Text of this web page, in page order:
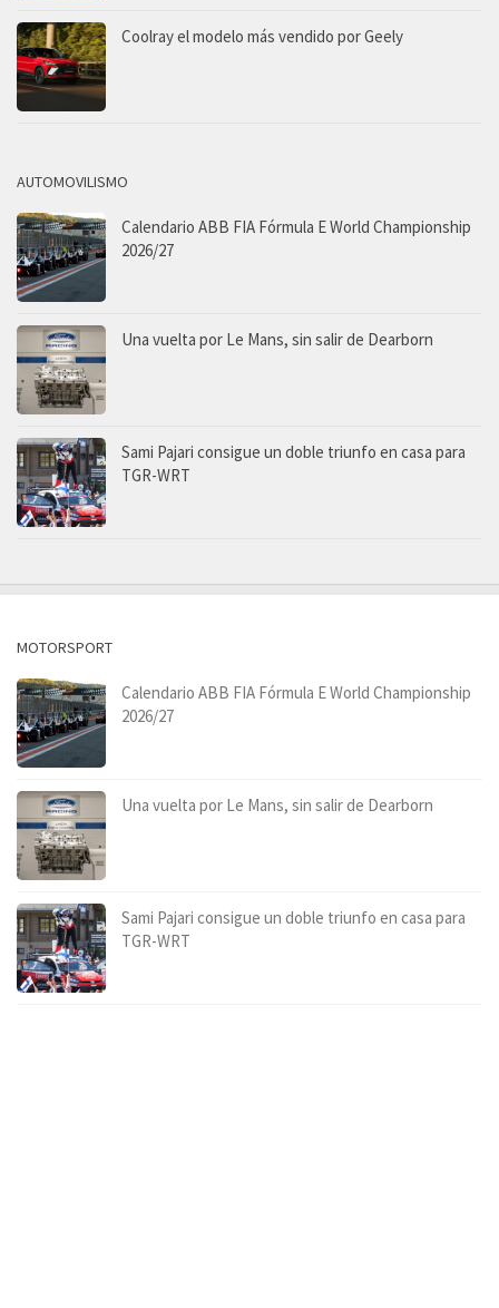
Coolray el modelo más vendido por Geely
AUTOMOVILISMO
Calendario ABB FIA Fórmula E World Championship
2026/27
Una vuelta por Le Mans, sin salir de Dearborn
Sami Pajari consigue un doble triunfo en casa para
TGR-WRT
MOTORSPORT
Calendario ABB FIA Fórmula E World Championship
2026/27
Una vuelta por Le Mans, sin salir de Dearborn
Sami Pajari consigue un doble triunfo en casa para
TGR-WRT